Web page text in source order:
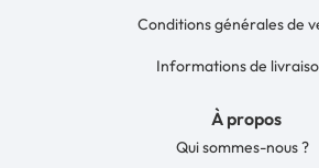
Conditions générales de
Informations de
À propos
Qui sommes-nous ?